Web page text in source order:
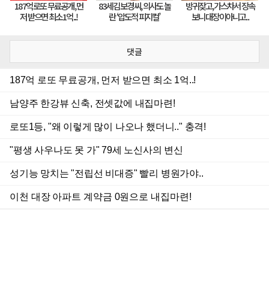
댓글